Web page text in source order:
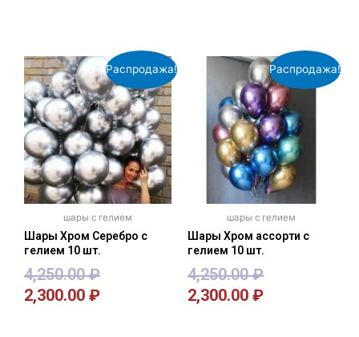
Распродажа!
шары с гелием
Шары Хром Серебро с
гелием 10 шт.
4,250.00₽
2,300.00 ₽
Распродажа!
шары с гелием
Шары Хром ассорти с
гелием 10 шт.
4,250.00₽
2,300.00 ₽